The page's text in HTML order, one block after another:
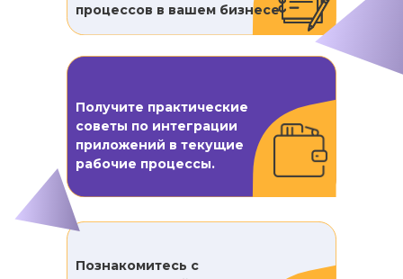
процессов в вашем бизнесе
Получите практические
советы по интеграции
приложений в текущие
рабочие процессы.
Познакомитесь с